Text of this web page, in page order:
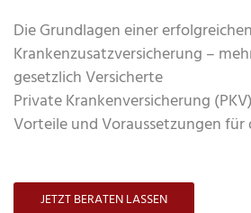
Die Grundlagen einer
Krankenzusatzversicherung –
gesetzlich Versicherte
Private Krankenversicherung
Vorteile und Voraussetzungen für
JETZT BERATEN LASSEN